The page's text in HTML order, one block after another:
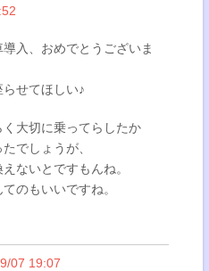
入、おめでとうございま
せてほしい♪
く大切に乗ってらしたか
でしょうが、
ないとですもんね。
のもいいですね。
07 19:07